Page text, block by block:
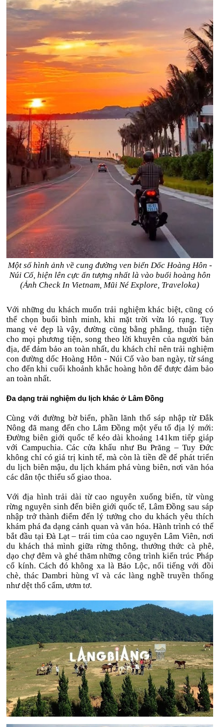
Một số hình ảnh về cung đường ven biển Dốc Hoàng Hôn -
Núi Cố, hiện lên cực ấn tượng nhất là vào buổi hoàng hôn
(Ảnh Check In Vietnam, Mũi Né Explore, Traveloka)
Với những du khách muốn trải nghiệm khác biệt, cũng có
thể chọn buổi bình minh, khi mặt trời vừa ló rạng. Tuy
mang vẻ đẹp là vậy, đường cũng bằng phẳng, thuận tiện
cho mọi phương tiện, song theo lời khuyên của người bản
địa, để đảm bảo an toàn nhất, du khách chỉ nên trải nghiệm
con đường dốc Hoàng Hôn - Núi Cố vào ban ngày, từ sáng
cho đến khi cuối khoảnh khắc hoàng hôn để được đảm bảo
an toàn nhất.
Đa dạng trải nghiệm du lịch khác ở Lâm Đồng
Cùng với đường bờ biển, phần lãnh thổ sáp nhập từ Đắk
Nông đã mang đến cho Lâm Đồng một yếu tố địa lý mới:
Đường biên giới quốc tế kéo dài khoảng 141km tiếp giáp
với Campuchia. Các cửa khẩu như Bu Prăng – Tuy Đức
không chỉ có giá trị kinh tế, mà còn là tiền đề để phát triển
du lịch biên mậu, du lịch khám phá vùng biên, nơi văn hóa
các dân tộc thiểu số giao thoa.
Với địa hình trải dài từ cao nguyên xuống biển, từ vùng
rừng nguyên sinh đến biên giới quốc tế, Lâm Đồng sau sáp
nhập trở thành điểm đến lý tưởng cho du khách yêu thích
khám phá đa dạng cảnh quan và văn hóa. Hành trình có thể
bắt đầu tại Đà Lạt – trái tim của cao nguyên Lâm Viên, nơi
du khách thả mình giữa rừng thông, thưởng thức cà phê,
dạo chợ đêm và ghé thăm những công trình kiến trúc Pháp
cổ kính. Cách đó không xa là Bảo Lộc, nổi tiếng với đồi
chè, thác Dambri hùng vĩ và các làng nghề truyền thống
như dệt thổ cẩm, ươm tơ.